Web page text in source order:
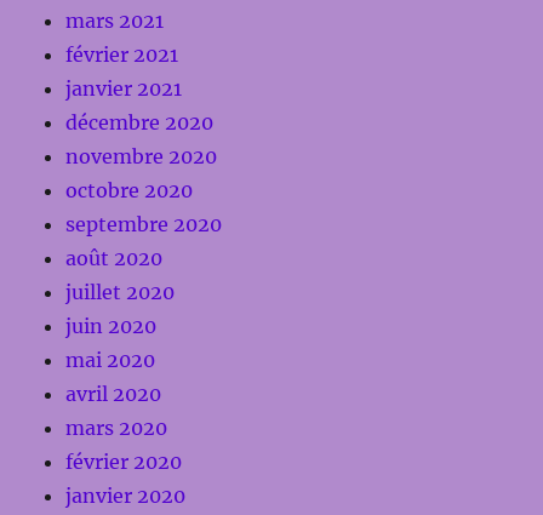
mars 2021
février 2021
janvier 2021
décembre 2020
novembre 2020
octobre 2020
septembre 2020
août 2020
juillet 2020
juin 2020
mai 2020
avril 2020
mars 2020
février 2020
janvier 2020